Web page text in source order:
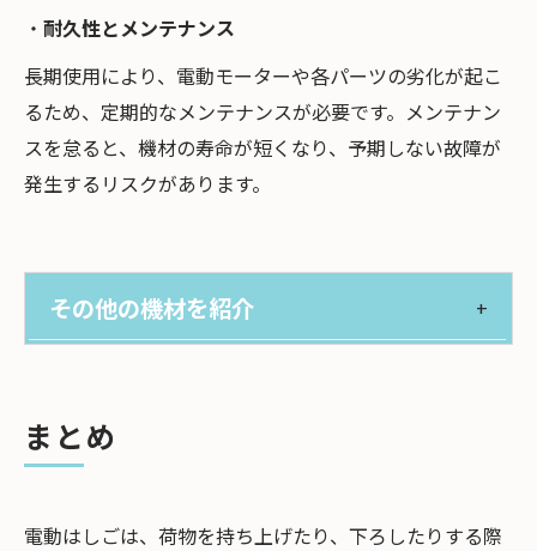
・ 耐久性とメンテナンス
長期使用により、電動モーターや各パーツの劣化が起こ
るため、定期的なメンテナンスが必要です。メンテナン
スを怠ると、機材の寿命が短くなり、予期しない故障が
発生するリスクがあります。
その他の機材を紹介
まとめ
電動はしごは、荷物を持ち上げたり、下ろしたりする際